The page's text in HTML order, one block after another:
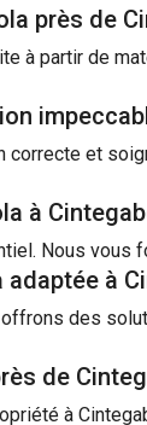
près de
à partir de
correcte et
à
Nous vous
à
offrons des
de
à